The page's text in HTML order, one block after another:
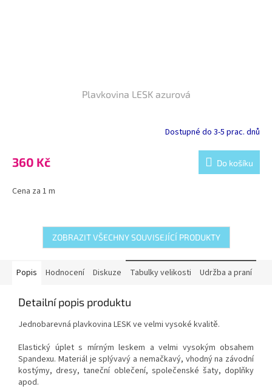
Plavkovina LESK azurová
Dostupné do 3-5 prac. dnů
360 Kč Do košíku
Cena za 1 m
ZOBRAZIT VŠECHNY SOUVISEJÍCÍ PRODUKTY
Popis Hodnocení Diskuze Tabulky velikosti Udržba a praní
Detailní popis produktu
Jednobarevná plavkovina LESK ve velmi vysoké kvalitě.
Elastický úplet s mírným leskem a velmi vysokým obsahem
Spandexu. Materiál je splývavý a nemačkavý, vhodný na závodní
kostýmy, dresy, taneční oblečení, společenské šaty, doplňky
apod.